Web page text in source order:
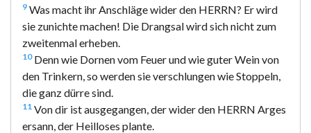
9 Was macht ihr Anschläge wider den HERRN? Er wird
sie zunichte machen! Die Drangsal wird sich nicht zum
zweitenmal erheben.
10Denn wie Dornen vom Feuer und wie guter Wein von
den Trinkern, so werden sie verschlungen wie Stoppeln,
die ganz dürre sind.
11 Von dir ist ausgegangen, der wider den HERRN Arges
ersann, der Heilloses plante.